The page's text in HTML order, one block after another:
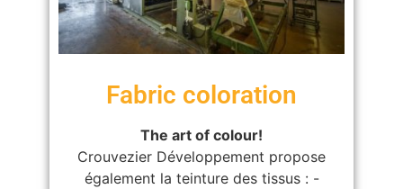
Fabric coloration
The art of colour!
Crouvezier Développement propose
également la teinture des tissus : -